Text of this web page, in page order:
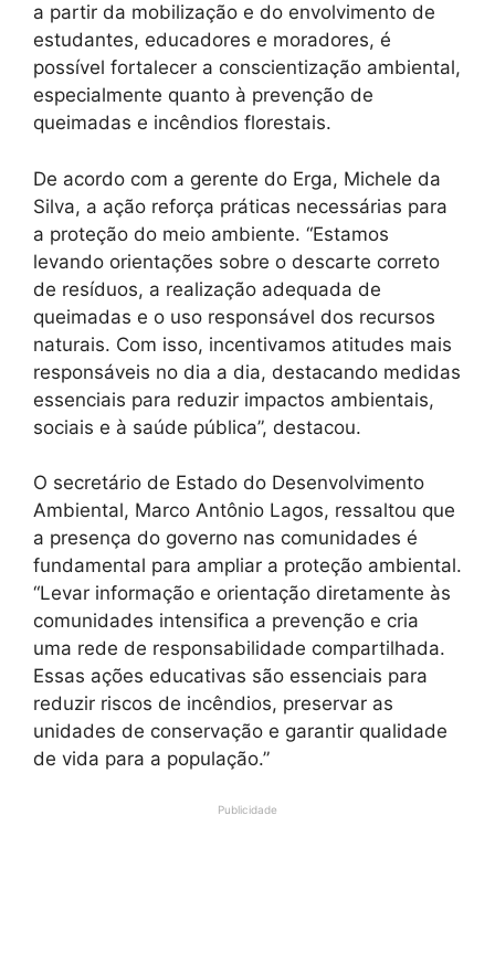
a partir da mobilização e do envolvimento de
estudantes, educadores e moradores, é
possível fortalecer a conscientização ambiental,
especialmente quanto à prevenção de
queimadas e incêndios florestais.
De acordo com a gerente do Erga, Michele da
Silva, a ação reforça práticas necessárias para
a proteção do meio ambiente. “Estamos
levando orientações sobre o descarte correto
de resíduos, a realização adequada de
queimadas e o uso responsável dos recursos
naturais. Com isso, incentivamos atitudes mais
responsáveis no dia a dia, destacando medidas
essenciais para reduzir impactos ambientais,
sociais e à saúde pública”, destacou.
O secretário de Estado do Desenvolvimento
Ambiental, Marco Antônio Lagos, ressaltou que
a presença do governo nas comunidades é
fundamental para ampliar a proteção ambiental.
“Levar informação e orientação diretamente às
comunidades intensifica a prevenção e cria
uma rede de responsabilidade compartilhada.
Essas ações educativas são essenciais para
reduzir riscos de incêndios, preservar as
unidades de conservação e garantir qualidade
de vida para a população.”
Publicidade